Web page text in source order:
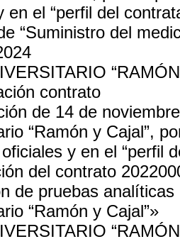
en el “perfil del
“Suministro del
contrato
de 14 de
“Ramón y Cajal”,
y en el “perfil
del contrato
de pruebas
“Ramón y Cajal”»